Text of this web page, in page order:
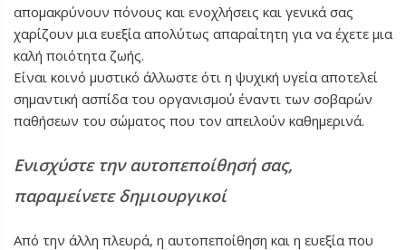
απομακρύνουν πόνους και ενοχλήσεις και γενικά σας
χαρίζουν μια ευεξία απολύτως απαραίτητη για να έχετε μια
καλή ποιότητα ζωής.
Είναι κοινό μυστικό άλλωστε ότι η ψυχική υγεία αποτελεί
σημαντική ασπίδα του οργανισμού έναντι των σοβαρών
παθήσεων του σώματος που τον απειλούν καθημερινά.
Ενισχύστε την αυτοπεποίθησή σας,
παραμείνετε δημιουργικοί
Από την άλλη πλευρά, η αυτοπεποίθηση και η ευεξία που